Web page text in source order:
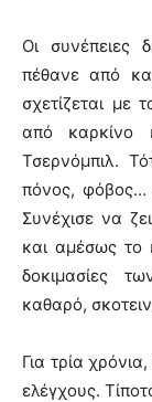
Οι συνέπειες
πέθανε από
σχετίζεται με
από καρκίνο
Τσερνόμπιλ.
πόνος, φόβος…
Συνέχισε να
και αμέσως το
δοκιμασίες
καθαρό,
Για τρία
ελέγχους.